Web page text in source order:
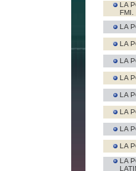
LA
FMI.
LA
LA
LA
LA
LA
LA
LA
LA
LA